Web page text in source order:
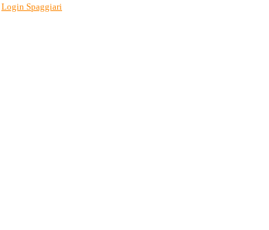
Login Spaggiari